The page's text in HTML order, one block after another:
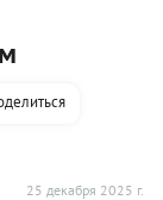
25 декабря 2025 г.